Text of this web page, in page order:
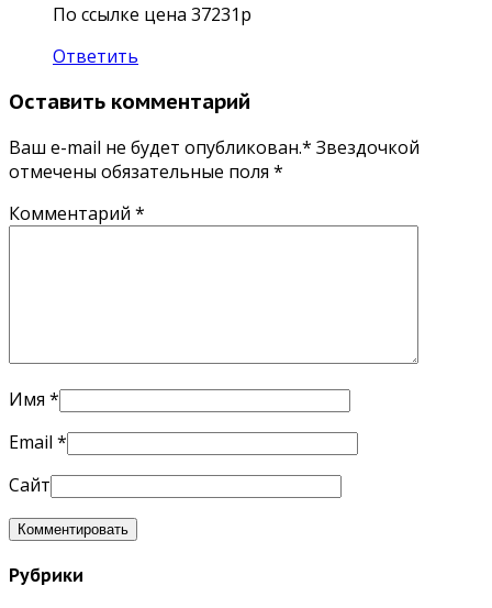
По ссылке цена 37231р
Ответить
Оставить комментарий
Ваш e-mail не будет опубликован.* Звездочкой
отмечены обязательные поля *
Комментарий *
Имя *
Email *
Сайт
Рубрики